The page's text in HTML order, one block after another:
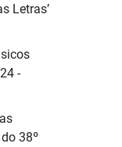
Letras’
-
38º